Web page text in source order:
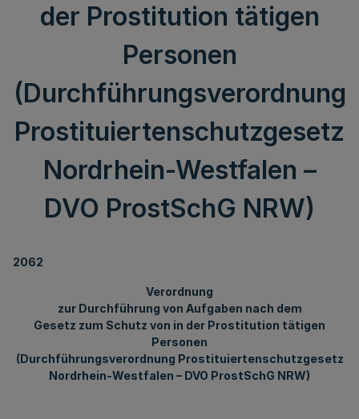
der Prostitution tätigen
Personen
(Durchführungsverordnung
Prostituiertenschutzgesetz
Nordrhein-Westfalen –
DVO ProstSchG NRW)
2062
Verordnung
zur Durchführung von Aufgaben nach dem
Gesetz zum Schutz von in der Prostitution tätigen
Personen
(Durchführungsverordnung Prostituiertenschutzgesetz
Nordrhein-Westfalen – DVO ProstSchG NRW)